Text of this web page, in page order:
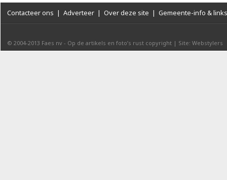
Contacteer ons | Adverteer | Over deze site | Gemeente-info & links
© 2004-2013 Faes nv - Op de artikels en foto’s rust copyright | Site: Webstylers